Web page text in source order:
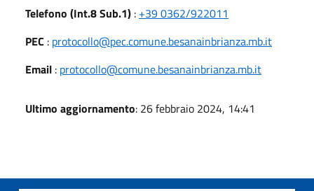
Telefono (Int.8 Sub.1) : +39 0362/922011
PEC : protocollo@pec.comune.besanainbrianza.mb.it
Email : protocollo@comune.besanainbrianza.mb.it
Ultimo aggiornamento: 26 febbraio 2024, 14:41